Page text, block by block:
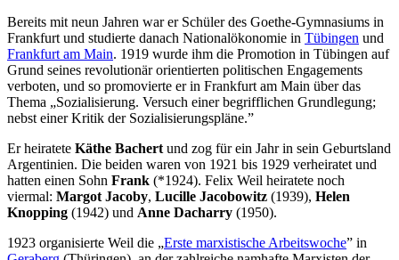
Bereits mit neun Jahren war er Schüler des Goethe-Gymnasiums in
Frankfurt und studierte danach Nationalökonomie in Tübingen und
Frankfurt am Main. 1919 wurde ihm die Promotion in Tübingen auf
Grund seines revolutionär orientierten politischen Engagements
verboten, und so promovierte er in Frankfurt am Main über das
Thema „Sozialisierung. Versuch einer begrifflichen Grundlegung;
nebst einer Kritik der Sozialisierungspläne.”
Er heiratete Käthe Bachert und zog für ein Jahr in sein Geburtsland
Argentinien. Die beiden waren von 1921 bis 1929 verheiratet und
hatten einen Sohn Frank (*1924). Felix Weil heiratete noch
viermal: Margot Jacoby, Lucille Jacobowitz (1939), Helen
Knopping (1942) und Anne Dacharry (1950).
1923 organisierte Weil die „Erste marxistische Arbeitswoche” in